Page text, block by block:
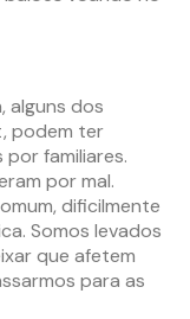
alguns dos
podem ter
por familiares.
por mal.
dificilmente
Somos levados
que afetem
para as